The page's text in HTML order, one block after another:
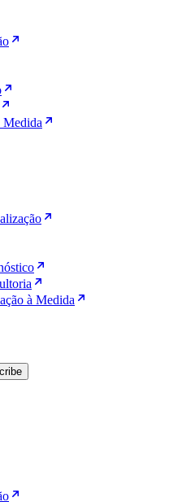
Medida
à Medida